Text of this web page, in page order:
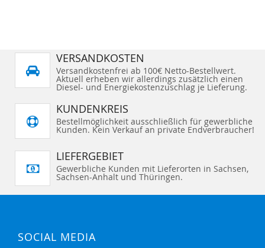
VERSANDKOSTEN
Versandkostenfrei ab 100€ Netto-Bestellwert.
Aktuell erheben wir allerdings zusätzlich einen
Diesel- und Energiekostenzuschlag je Lieferung.
KUNDENKREIS
Bestellmöglichkeit ausschließlich für gewerbliche
Kunden. Kein Verkauf an private Endverbraucher!
LIEFERGEBIET
Gewerbliche Kunden mit Lieferorten in Sachsen,
Sachsen-Anhalt und Thüringen.
SOCIAL MEDIA